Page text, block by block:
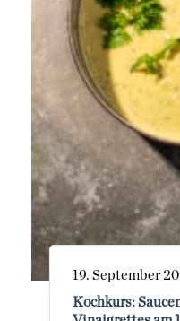
19. September
Kochkurs: